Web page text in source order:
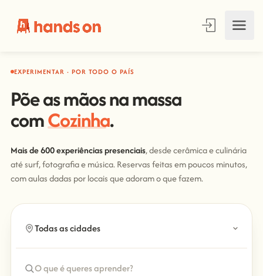
EXPERIMENTAR · POR TODO O PAÍS
Põe as mãos na massa
comCozinha.
Mais de 600 experiências presenciais, desde cerâmica e culinária
até surf, fotografia e música. Reservas feitas em poucos minutos,
com aulas dadas por locais que adoram o que fazem.